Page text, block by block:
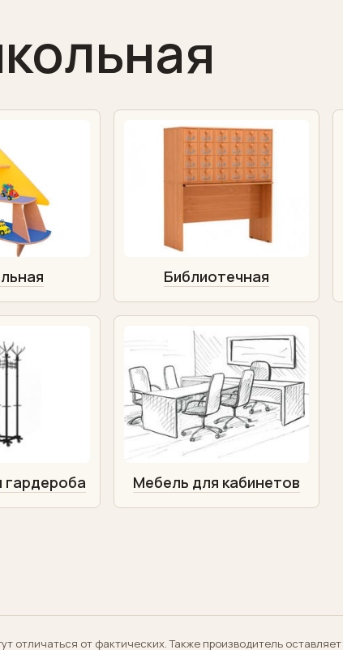
Библиотечная
гардероба Мебель для кабинетов
от фактических. Также производитель